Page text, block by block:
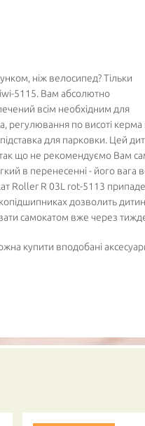
ніж велосипед? Тільки
5115. Вам абсолютно
всім необхідним для
регулювання по висоті керма
для парковки. Цей
що не рекомендуємо Вам
в перенесенні - його вага
Roller R 03L rot-5113
дозволить
самокатом вже через
купити вподобані